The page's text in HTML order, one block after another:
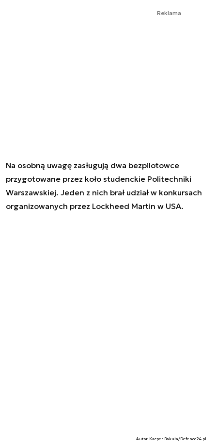
Reklama
Na osobną uwagę zasługują dwa bezpilotowce
przygotowane przez koło studenckie Politechniki
Warszawskiej. Jeden z nich brał udział w konkursach
organizowanych przez Lockheed Martin w USA.
Autor. Kacper Bakuła/Defence24.pl